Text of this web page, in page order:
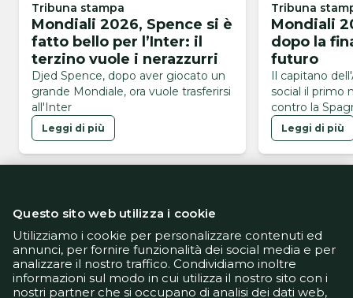
Tribuna stampa
Mondiali 2026, Spence si è
fatto bello per l’Inter: il
terzino vuole i nerazzurri
Djed Spence, dopo aver giocato un
grande Mondiale, ora vuole trasferirsi
all'Inter
Leggi di più
Tribuna
Mondiali
dopo la
futuro
Il capitano
social il primo
contro la
Mondiali 2026
Leggi di più
Informativa Privacy
Informativa Cookie
Questo sito web utilizza i cookie
Utilizziamo i cookie per personalizzare contenuti ed
annunci, per fornire funzionalità dei social media e per
analizzare il nostro traffico. Condividiamo inoltre
informazioni sul modo in cui utilizza il nostro sito con i
nostri partner che si occupano di analisi dei dati web,